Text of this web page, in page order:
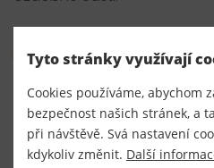
Parametry
Číslo produktu:
300039
Dodavatel
Tyto stránky využívají
Cookies používáme, abychom
bezpečnost našich stránek, a
při návštěvě. Svá nastavení
kdykoliv změnit. Další